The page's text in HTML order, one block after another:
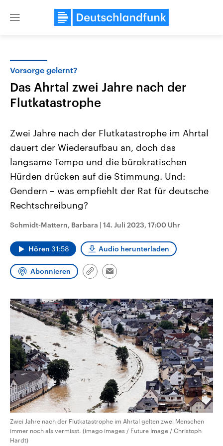
Close
Landtagswahl Sachsen-Anhalt
2026
Alle Informationen
Sachsen-Anhalt wählt am 6.
September 2026 einen neuen
Bundesland von einer Koalition aus
CDU, SPD und FDP regiert.-
Wahlprogramme, aktuelle Berichte
und Hintergründe zu den Parteien
Wahl.
USA
Aktuelle Beiträge,
Hintergründe
mit großem Einfluss auf
aktuelle Weltgeschehen.
Sendungen Programm Podcasts
Audio-Archiv
Vorsorge gelernt?
Das Ahrtal zwei Jahre nach der
Flutkatastrophe
Zwei Jahre nach der Flutkatastrophe im Ahrtal
dauert der Wiederaufbau an, doch das
langsame Tempo und die bürokratischen
Hürden drücken auf die Stimmung. Und:
Gendern – was empfiehlt der Rat für deutsche
Rechtschreibung?
Schmidt-Mattern, Barbara | 14. Juli 2023, 17:00 Uhr
Hören 31:58 Audio herunterladen
Abonnieren
Link
Email
Zwei Jahre nach der Flutkatastrophe im Ahrtal gelten zwei Menschen
immer noch als vermisst. (imago images / Future Image / Christoph
Hardt)